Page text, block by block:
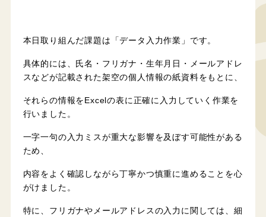
本日取り組んだ課題は「データ入力作業」です。
具体的には、氏名・フリガナ・生年月日・メールアドレ
スなどが記載された架空の個人情報の紙資料をもとに、
それらの情報をExcelの表に正確に入力していく作業を
行いました。
一字一句の入力ミスが重大な影響を及ぼす可能性がある
ため、
内容をよく確認しながら丁寧かつ慎重に進めることを心
がけました。
特に、フリガナやメールアドレスの入力に関しては、細